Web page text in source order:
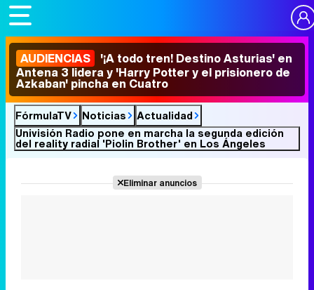
AUDIENCIAS '¡A todo tren! Destino Asturias' en
Antena 3 lidera y 'Harry Potter y el prisionero de
Azkaban' pincha en Cuatro
FórmulaTV Noticias
Actualidad
Univisión Radio pone en marcha la segunda edición
del reality radial 'Piolin Brother' en Los Ángeles
Eliminar anuncios